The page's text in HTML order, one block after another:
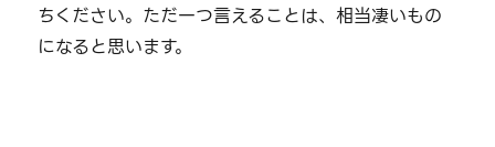
ちください。ただ一つ言えることは、相当凄いもの
になると思います。